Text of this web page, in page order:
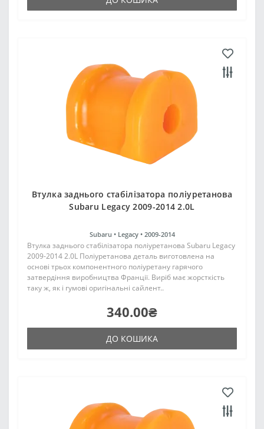
Втулка заднього стабілізатора поліуретанова
Subaru Legacy 2009-2014 2.0L
Subaru • Legacy • 2009-2014
Втулка заднього стабілізатора поліуретанова Subaru Legacy
2009-2014 2.0L Поліуретанова деталь виготовлена на
основі трьох компонентного поліуретану гарячого
затвердіння виробництва Франції. Виріб має жорсткість
таку ж, як і гумові оригінальні сайлент..
340.00₴
ДО КОШИКА